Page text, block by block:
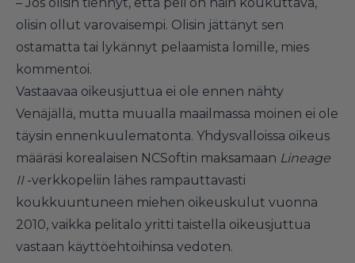
olisin ollut varovaisempi. Olisin jättänyt sen
ostamatta tai lykännyt pelaamista lomille, mies
kommentoi.
Vastaavaa oikeusjuttua ei ole ennen nähty
Venäjällä, mutta muualla maailmassa moinen ei ole
täysin ennenkuulematonta. Yhdysvalloissa oikeus
määräsi korealaisen NCSoftin maksamaan Lineage
II -verkkopeliin lähes rampauttavasti
koukkuuntuneen miehen oikeuskulut vuonna
2010, vaikka pelitalo yritti taistella oikeusjuttua
vastaan käyttöehtoihinsa vedoten.